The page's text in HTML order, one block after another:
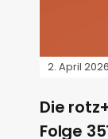
2. April 2026
Die
Folge